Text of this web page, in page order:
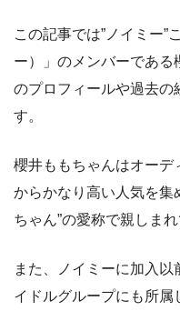
この記事では”ノイミー”
ー）」のメンバーである
のプロフィールや過去の
す。
櫻井ももちゃんはオーデ
からかなり高い人気を集
ちゃん”の愛称で親しまれ
また、ノイミーに加入
イドルグループにも所属